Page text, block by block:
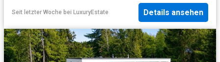
Seit letzter Woche bei LuxuryEstate Details ansehen